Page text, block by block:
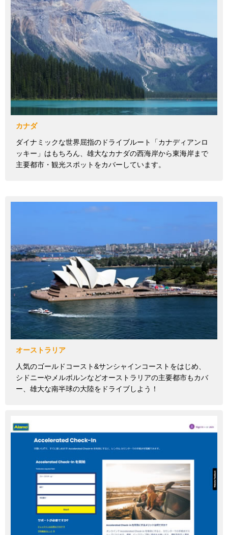
カナダ
ダイナミックな世界屈指のドライブルート「カナディアンロ
ッキー」はもちろん、雄大なカナダの西海岸から東海岸まで
主要都市・観光スポットをカバーしています。
オーストラリア
人気のゴールドコースト&サンシャインコーストをはじめ、
シドニーやメルボルンなどオーストラリアの主要都市もカバ
ー、雄大な南半球の大陸をドライブしよう！